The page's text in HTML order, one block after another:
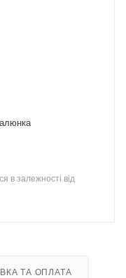
в залежності від
ТА ОПЛАТА